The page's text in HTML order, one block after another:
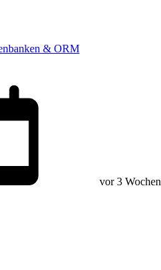
& ORM
vor 3 Wochen